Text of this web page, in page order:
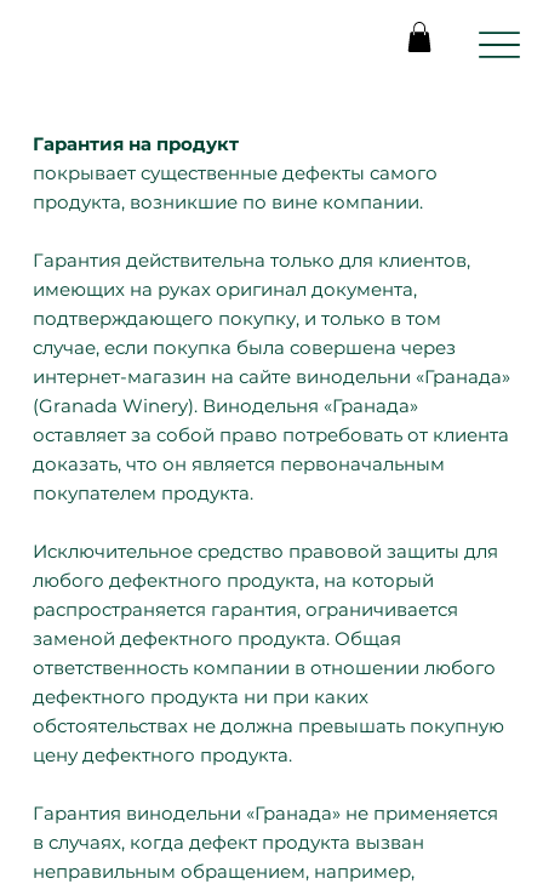
Гарантия на продукт
покрывает существенные дефекты самого
продукта, возникшие по вине компании.
Гарантия действительна только для клиентов,
имеющих на руках оригинал документа,
подтверждающего покупку, и только в том
случае, если покупка была совершена через
интернет-магазин на сайте винодельни «Гранада»
(Granada Winery). Винодельня «Гранада»
оставляет за собой право потребовать от клиента
доказать, что он является первоначальным
покупателем продукта.
Исключительное средство правовой защиты для
любого дефектного продукта, на который
распространяется гарантия, ограничивается
заменой дефектного продукта. Общая
ответственность компании в отношении любого
дефектного продукта ни при каких
обстоятельствах не должна превышать покупную
цену дефектного продукта.
Гарантия винодельни «Гранада» не применяется
в случаях, когда дефект продукта вызван
неправильным обращением, например,